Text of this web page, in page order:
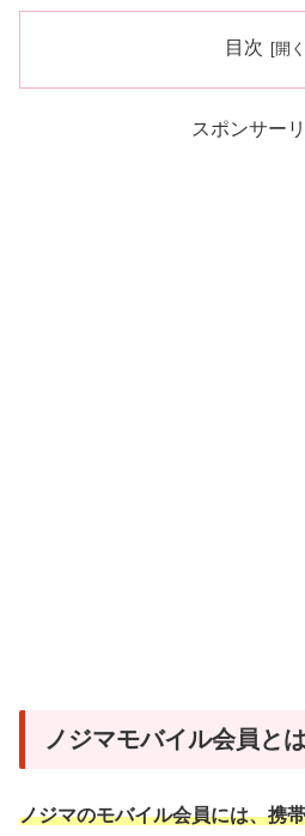
目次
スポンサー
ノジマモバイル会員と
ノジマのモバイル会員には、携